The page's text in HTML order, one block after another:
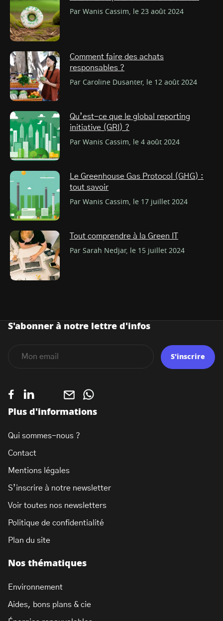
Par Wanis Cassim, le 23 août 2024
Comment faire des achats
responsables ?
Par Caroline Dusanter, le 12 août 2024
Qu’est-ce que le global reporting
initiative (GRI) ?
Par Wanis Cassim, le 4 août 2024
Le Greenhouse Gas Protocol (GHG) :
tout savoir
Par Wanis Cassim, le 17 juillet 2024
Tout comprendre à la Green IT
Par Sarah Nedjar, le 15 juillet 2024
Nos thématiques
Environnement
Aides, bons plans & cie
Plus d'informations
Qui sommes-nous ?
Contact
Mentions légales
S’inscrire à notre newsletter
Voir toutes nos newsletters
Politique de confidentialité
Plan du site
S'abonner à notre lettre d'infos
S'inscrire